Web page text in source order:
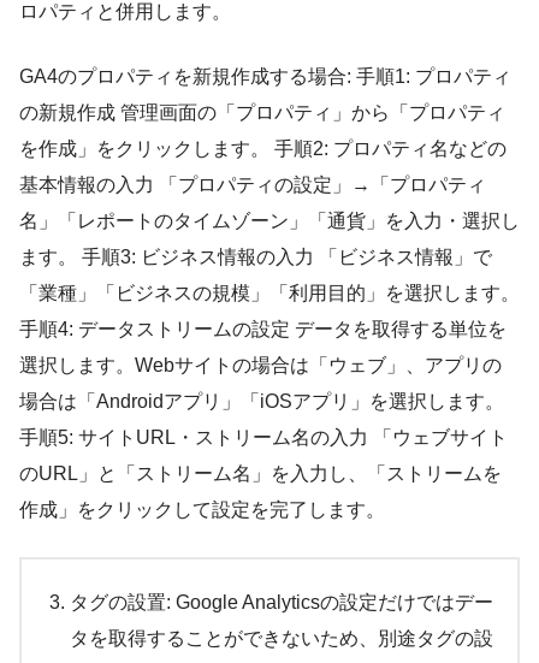
ロパティと併用します。
GA4のプロパティを新規作成する場合: 手順1: プロパティ
の新規作成 管理画面の「プロパティ」から「プロパティ
を作成」をクリックします。 手順2: プロパティ名などの
基本情報の入力 「プロパティの設定」→「プロパティ
名」「レポートのタイムゾーン」「通貨」を入力・選択し
ます。 手順3: ビジネス情報の入力 「ビジネス情報」で
「業種」「ビジネスの規模」「利用目的」を選択します。
手順4: データストリームの設定 データを取得する単位を
選択します。Webサイトの場合は「ウェブ」、アプリの
場合は「Androidアプリ」「iOSアプリ」を選択します。
手順5: サイトURL・ストリーム名の入力 「ウェブサイト
のURL」と「ストリーム名」を入力し、「ストリームを
作成」をクリックして設定を完了します。
タグの設置: Google Analyticsの設定だけではデー
タを取得することができないため、別途タグの設